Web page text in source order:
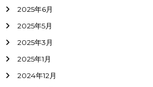
2025年6月
2025年5月
2025年3月
2025年1月
2024年12月